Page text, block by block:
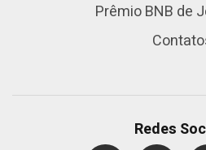
Prêmio BNB de
Redes